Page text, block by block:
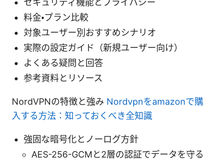
セキュリティ機能とプライバシー
料金・プラン比較
対象ユーザー別おすすめシナリオ
実際の設定ガイド（新規ユーザー向け）
よくある疑問と回答
参考資料とリソース
NordVPNの特徴と強み Nordvpnをamazonで購
入する方法：知っておくべき全知識
強固な暗号化とノーログ方針
AES-256-GCMと2層の認証でデータを守る